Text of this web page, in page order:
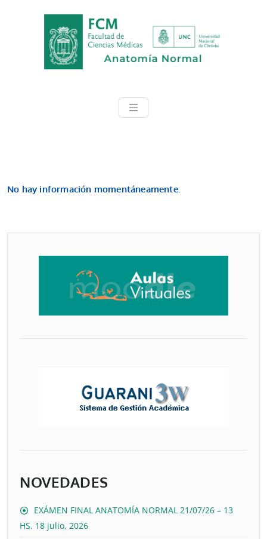
ANATOMÍA
No hay información momentáneamente.
NOVEDADES
EXÁMEN FINAL ANATOMÍA NORMAL 21/07/26 – 13
HS. 18 julio, 2026